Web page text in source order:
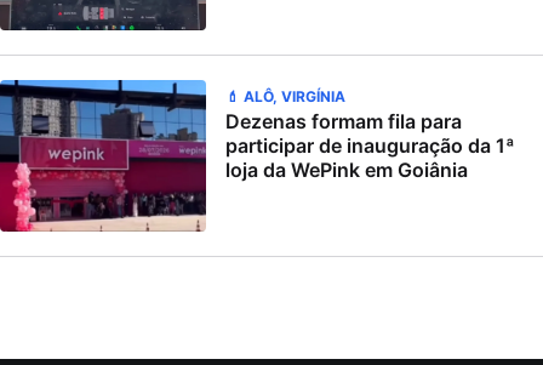
💄 ALÔ, VIRGÍNIA
Dezenas formam fila para
participar de inauguração da 1ª
loja da WePink em Goiânia